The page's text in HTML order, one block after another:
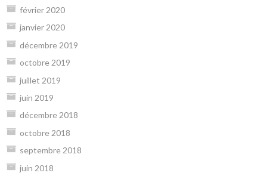
février 2020
janvier 2020
décembre 2019
octobre 2019
juillet 2019
juin 2019
décembre 2018
octobre 2018
septembre 2018
juin 2018